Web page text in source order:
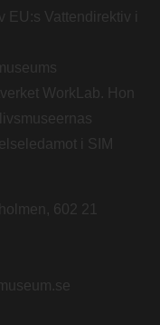
EU:s Vattendirektiv i
WorkLab. Hon
i SIM
602 21